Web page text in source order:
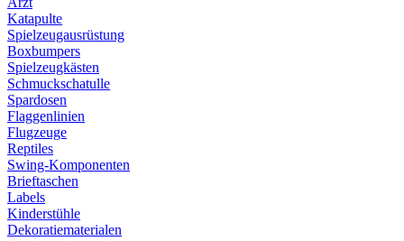
Katapulte
Spielzeugausrüstung
Boxbumpers
Spielzeugkästen
Schmuckschatulle
Spardosen
Flaggenlinien
Flugzeuge
Reptiles
Swing-Komponenten
Brieftaschen
Labels
Kinderstühle
Dekoratiematerialen